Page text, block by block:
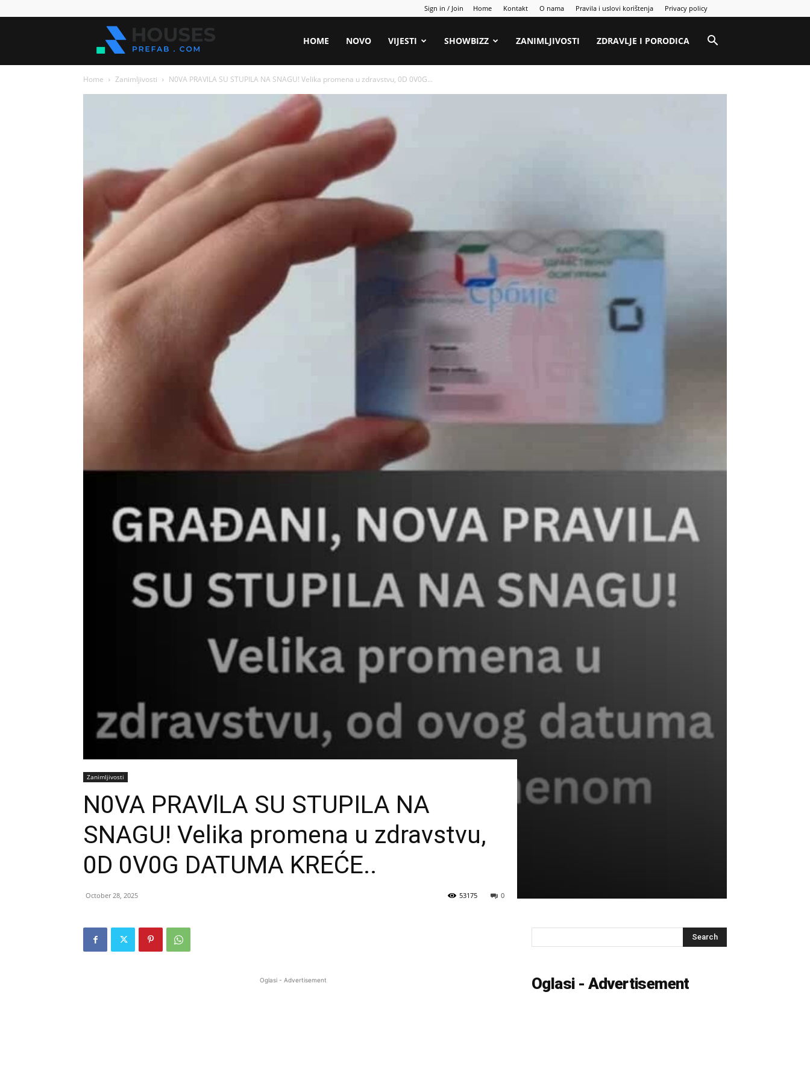
Sign in / Join Home Kontakt O nama Pravila i uslovi korištenja Privacy policy
sve
HOME NOVO VIJESTI SHOWBIZZ ZANIMLJIVOSTI ZDRAVLJE I PORODICA
Home Zanimljivosti N0VA PRAVlLA SU STUPILA NA SNAGU! Velika promena u zdravstvu, 0D 0V0G...
Zanimljivosti
N0VA PRAVlLA SU STUPILA NA
SNAGU! Velika promena u zdravstvu,
0D 0V0G DATUMA KREĆE..
October 28, 2025 0
53175
Oglasi - Advertisement Oglasi - Advertisement